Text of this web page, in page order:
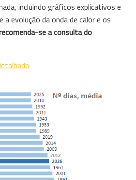
incluindo gráficos explicativos e
evolução da onda de calor e os
se a consulta do